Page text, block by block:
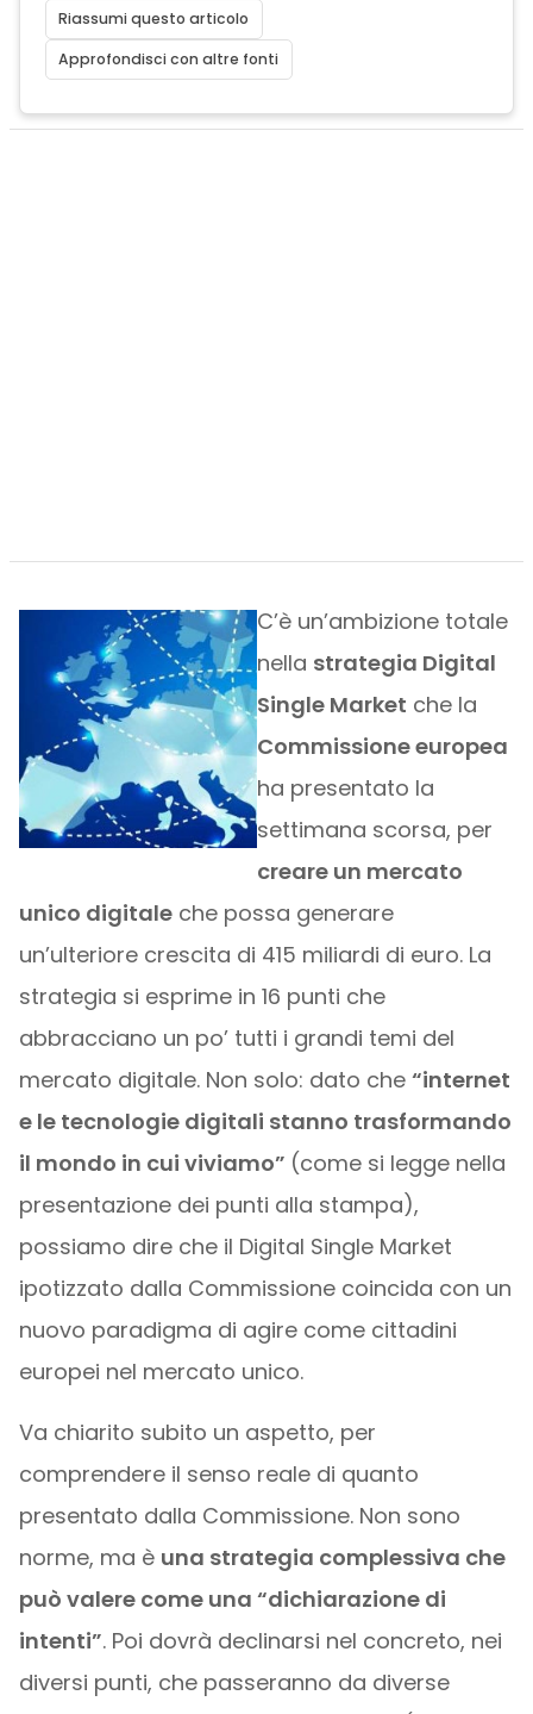
Riassumi questo articolo
Approfondisci con altre fonti
C’è un’ambizione totale
nella strategia Digital
Single Market che la
Commissione europea
ha presentato la
settimana scorsa, per
creare un mercato
unico digitaleche possa generare
un’ulteriore crescita di 415 miliardi di euro. La
strategia si esprime in 16 punti che
abbracciano un po’ tutti i grandi temi del
mercato digitale. Non solo: dato che “internet
e le tecnologie digitali stanno trasformando
il mondo in cui viviamo” (come si legge nella
presentazione dei punti alla stampa),
possiamo dire che il Digital Single Market
ipotizzato dalla Commissione coincida con un
nuovo paradigma di agire come cittadini
europei nel mercato unico.
Va chiarito subito un aspetto, per
comprendere il senso reale di quanto
presentato dalla Commissione. Non sono
norme, ma è una strategia complessiva che
può valere come una “dichiarazione di
intenti”. Poi dovrà declinarsi nel concreto, nei
diversi punti, che passeranno da diverse